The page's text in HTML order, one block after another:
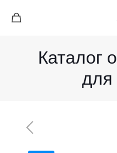
Каталог
для